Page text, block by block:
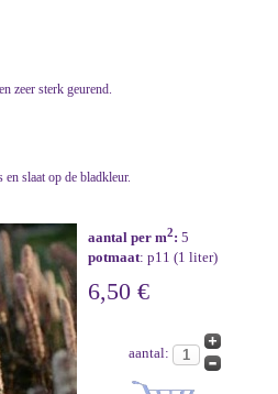
zeer sterk geurend.
slaat op de bladkleur.
aantal per m2: 5
potmaat: p11 (1 liter)
6,50 €
aantal: